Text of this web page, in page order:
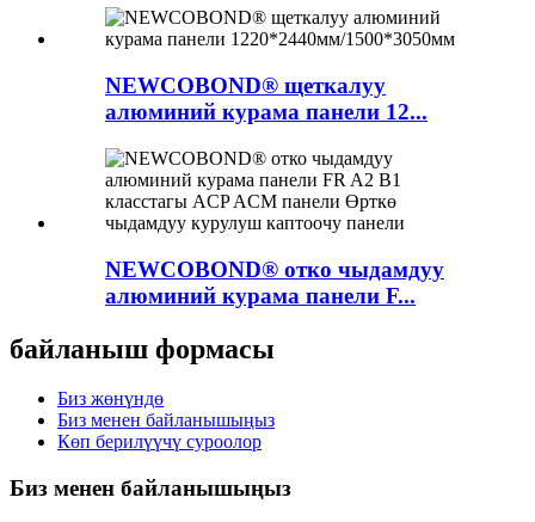
NEWCOBOND® щеткалуу
алюминий курама панели 12...
NEWCOBOND® отко чыдамдуу
алюминий курама панели F...
байланыш формасы
Биз жөнүндө
Биз менен байланышыңыз
Көп берилүүчү суроолор
Биз менен байланышыңыз